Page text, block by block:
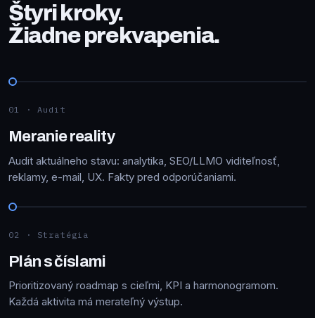
Štyri kroky.
Žiadne prekvapenia.
01 · Audit
Meranie reality
Audit aktuálneho stavu: analytika, SEO/LLMO viditeľnosť,
reklamy, e-mail, UX. Fakty pred odporúčaniami.
02 · Stratégia
Plán s číslami
Prioritizovaný roadmap s cieľmi, KPI a harmonogramom.
Každá aktivita má merateľný výstup.